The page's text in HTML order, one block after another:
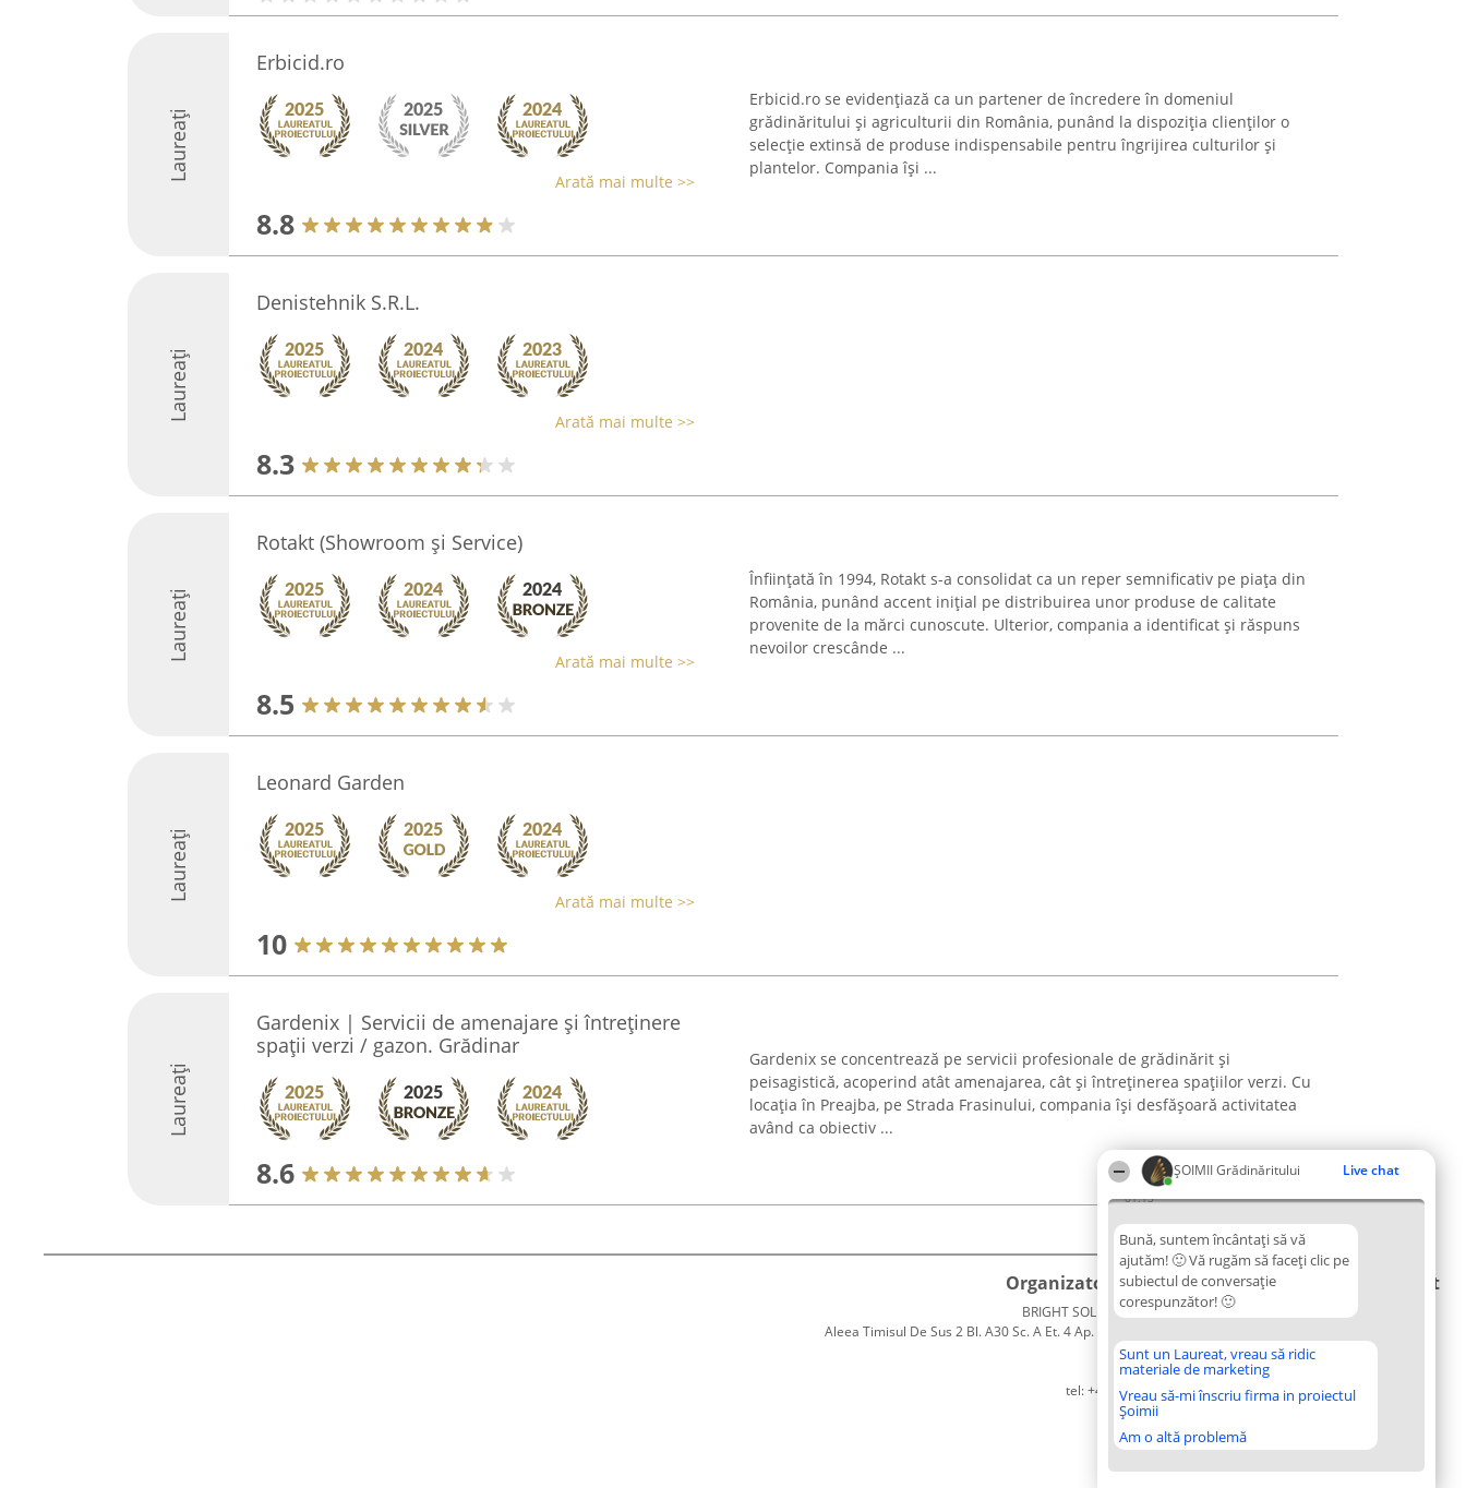
ȘOIMII Grădinăritului Live chat
01:13
Bună, suntem încântați să vă
ajutăm! 🙂 Vă rugăm să faceți clic pe
subiectul de conversație
corespunzător! 🙂
Sunt un Laureat, vreau să ridic
materiale de marketing
Vreau să-mi înscriu firma in proiectul
Șoimii
Am o altă problemă
Laureați
Erbicid.ro
Arată mai multe >>
8.8
Erbicid.ro se evidențiază ca un partener de încredere în domeniul
grădinăritului și agriculturii din România, punând la dispoziția clienților o
selecție extinsă de produse indispensabile pentru îngrijirea culturilor și
plantelor. Compania își ...
Laureați
Denistehnik S.R.L.
Arată mai multe >>
8.3
Laureați
Rotakt (Showroom și Service)
Arată mai multe >>
8.5
Înființată în 1994, Rotakt s-a consolidat ca un reper semnificativ pe piața din
România, punând accent inițial pe distribuirea unor produse de calitate
provenite de la mărci cunoscute. Ulterior, compania a identificat și răspuns
nevoilor crescânde ...
Laureați
Leonard Garden
Arată mai multe >>
10
Laureați
Gardenix | Servicii de amenajare și întreținere
spații verzi / gazon. Grădinar
8.6
Gardenix se concentrează pe servicii profesionale de grădinărit și
peisagistică, acoperind atât amenajarea, cât și întreținerea spațiilor verzi. Cu
locația în Preajba, pe Strada Frasinului, compania își desfășoară activitatea
având ca obiectiv ...
Organizator Ranking
BRIGHT SOLUTIONS BR SRL
Aleea Timisul De Sus 2 Bl. A30 Sc. A Et. 4 Ap. 13 Cod 061952
București
CUI 36737675
tel: +40 770 990 492
Plebiscyt
Tuturor
Laureaților
Reguli
confidențialitate
Contact